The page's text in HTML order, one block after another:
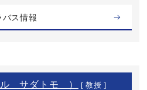
バス情報
サダトモ ） [ 教授 ]